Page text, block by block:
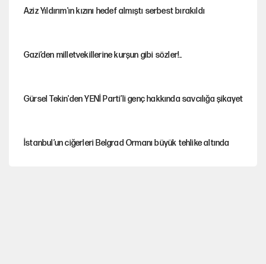
Aziz Yıldırım'ın kızını hedef almıştı serbest bırakıldı
Gazi’den milletvekillerine kurşun gibi sözler!..
Gürsel Tekin'den YENİ Parti’li genç hakkında savcılığa şikayet
İstanbul’un ciğerleri Belgrad Ormanı büyük tehlike altında